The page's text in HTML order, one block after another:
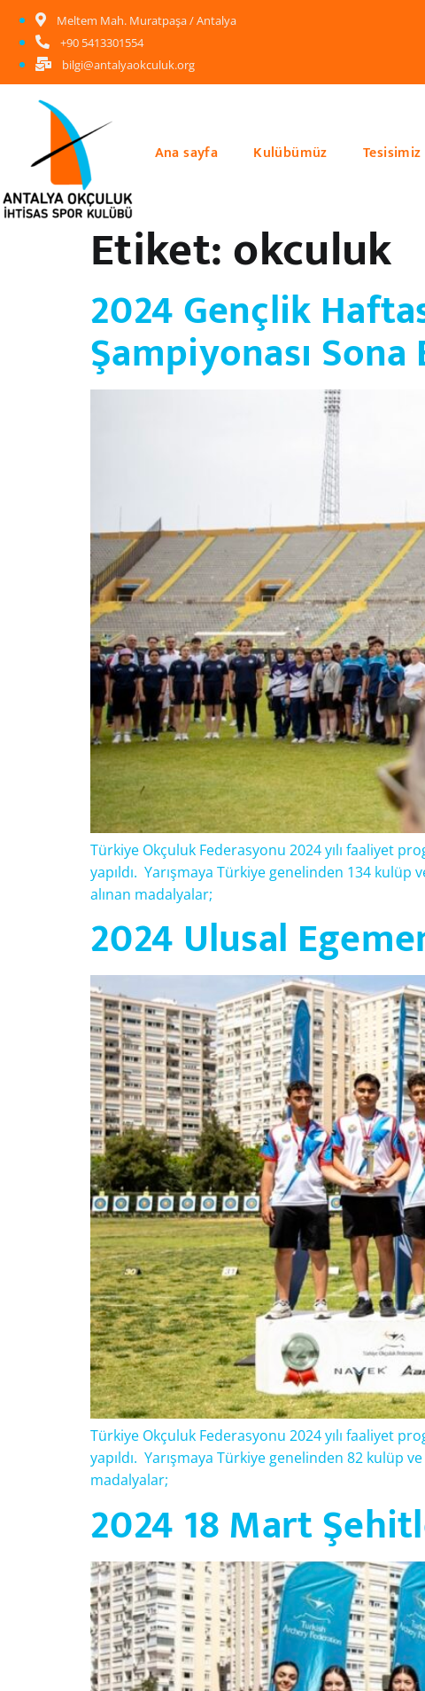
Meltem Mah. Muratpaşa / Antalya
+90 5413301554
bilgi@antalyaokculuk.org
Ana sayfa Kulübümüz Tesisimiz
Etiket:okculuk
2024 Gençlik
Şampiyonası Sona
Türkiye Okçuluk Federasyonu 2024 yılı faaliyet
yapıldı. Yarışmaya Türkiye genelinden 134 kulüp
alınan madalyalar;
2024 Ulusal
Türkiye Okçuluk Federasyonu 2024 yılı faaliyet
yapıldı. Yarışmaya Türkiye genelinden 82 kulüp
madalyalar;
2024 18 Mart